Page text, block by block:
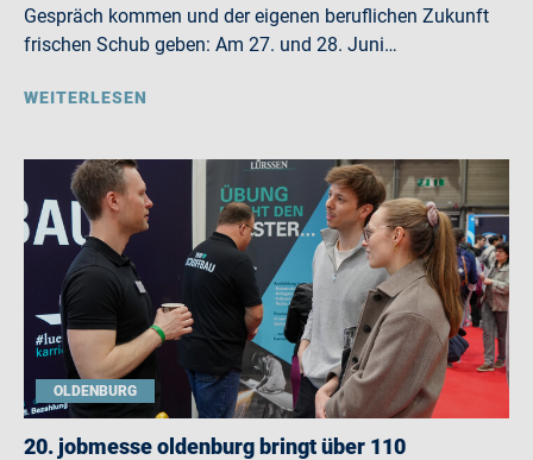
Gespräch kommen und der eigenen beruflichen Zukunft
frischen Schub geben: Am 27. und 28. Juni…
WEITERLESEN
OLDENBURG
20. jobmesse oldenburg bringt über 110